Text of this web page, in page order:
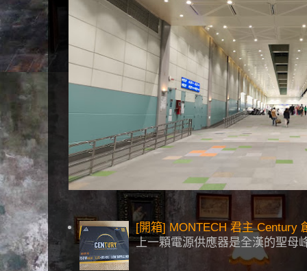
[開箱] MONTECH 君主 Century
上一顆電源供應器是全漢的聖母